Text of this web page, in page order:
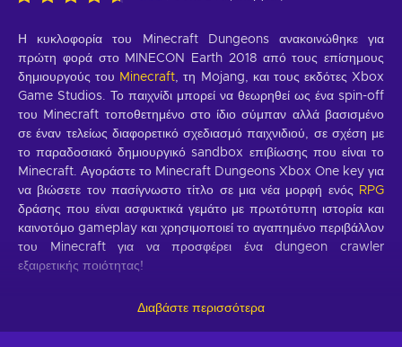
Η κυκλοφορία του Minecraft Dungeons ανακοινώθηκε για
πρώτη φορά στο MINECON Earth 2018 από τους επίσημους
δημιουργούς του Minecraft , τη Mojang, και τους εκδότες Xbox
Game Studios. Το παιχνίδι μπορεί να θεωρηθεί ως ένα spin-off
του Minecraft τοποθετημένο στο ίδιο σύμπαν αλλά βασισμένο
σε έναν τελείως διαφορετικό σχεδιασμό παιχνιδιού, σε σχέση με
το παραδοσιακό δημιουργικό sandbox επιβίωσης που είναι το
Minecraft. Αγοράστε το Minecraft Dungeons Xbox One key για
να βιώσετε τον πασίγνωστο τίτλο σε μια νέα μορφή ενός
RPG
δράσης που είναι ασφυκτικά γεμάτο με πρωτότυπη ιστορία και
καινοτόμο gameplay και χρησιμοποιεί το αγαπημένο περιβάλλον
του Minecraft για να προσφέρει ένα dungeon crawler
εξαιρετικής ποιότητας!
Ζήστε το Minecraft με έναν ολοκαίνουριο τρόπο!
Σε αντίθεση με το βασικό παιχνίδι Minecraft, το gameplay του
Διαβάστε περισσότερα